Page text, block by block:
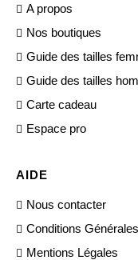
A propos
Nos boutiques
Guide des tailles
Guide des tailles
Carte cadeau
Espace pro
AIDE
Nous contacter
Conditions
Mentions Légales